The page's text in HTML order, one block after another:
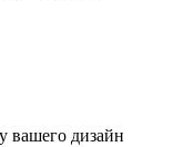
вашего дизайн